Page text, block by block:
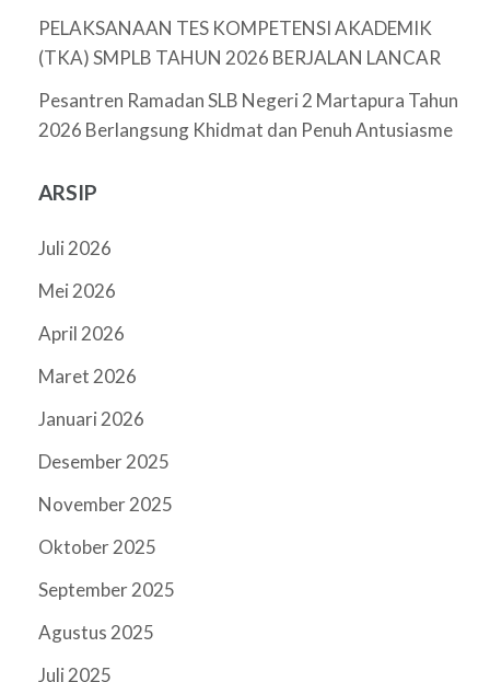
PELAKSANAAN TES KOMPETENSI AKADEMIK
(TKA) SMPLB TAHUN 2026 BERJALAN LANCAR
Pesantren Ramadan SLB Negeri 2 Martapura Tahun
2026 Berlangsung Khidmat dan Penuh Antusiasme
ARSIP
Juli 2026
Mei 2026
April 2026
Maret 2026
Januari 2026
Desember 2025
November 2025
Oktober 2025
September 2025
Agustus 2025
Juli 2025